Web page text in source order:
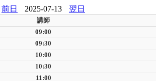
前日
2025-07-13 翌日
講師
09:00
09:30
10:00
10:30
11:00